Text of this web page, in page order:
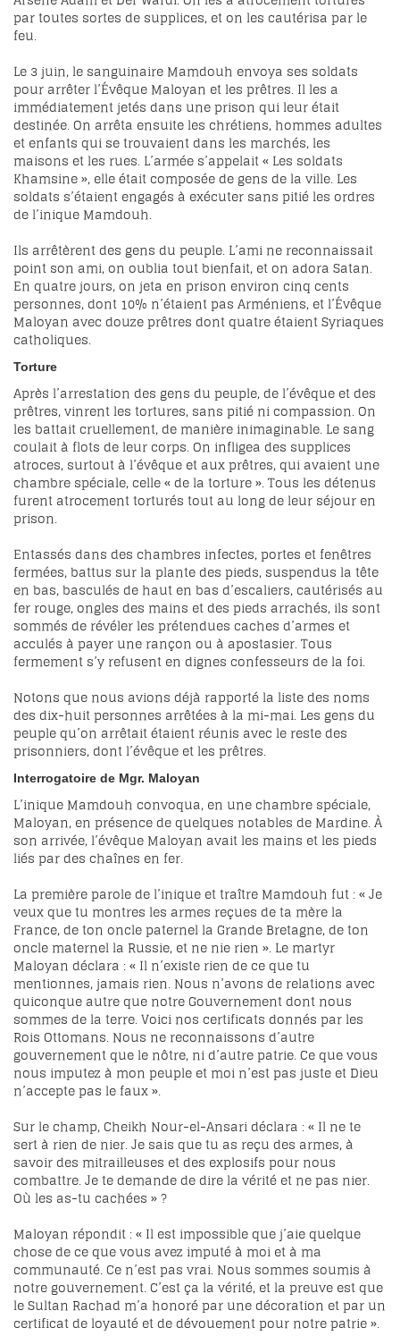
par toutes sortes de supplices, et on les cautérisa par le
feu.
Le 3 juin, le sanguinaire Mamdouh envoya ses soldats
pour arrêter l’Évêque Maloyan et les prêtres. Il les a
immédiatement jetés dans une prison qui leur était
destinée. On arrêta ensuite les chrétiens, hommes adultes
et enfants qui se trouvaient dans les marchés, les
maisons et les rues. L’armée s’appelait « Les soldats
Khamsine », elle était composée de gens de la ville. Les
soldats s’étaient engagés à exécuter sans pitié les ordres
de l’inique Mamdouh.
Ils arrêtèrent des gens du peuple. L’ami ne reconnaissait
point son ami, on oublia tout bienfait, et on adora Satan.
En quatre jours, on jeta en prison environ cinq cents
personnes, dont 10% n’étaient pas Arméniens, et l’Évêque
Maloyan avec douze prêtres dont quatre étaient Syriaques
catholiques.
Torture
Après l’arrestation des gens du peuple, de l’évêque et des
prêtres, vinrent les tortures, sans pitié ni compassion. On
les battait cruellement, de manière inimaginable. Le sang
coulait à flots de leur corps. On infligea des supplices
atroces, surtout à l’évêque et aux prêtres, qui avaient une
chambre spéciale, celle « de la torture ». Tous les détenus
furent atrocement torturés tout au long de leur séjour en
prison.
Entassés dans des chambres infectes, portes et fenêtres
fermées, battus sur la plante des pieds, suspendus la tête
en bas, basculés de haut en bas d’escaliers, cautérisés au
fer rouge, ongles des mains et des pieds arrachés, ils sont
sommés de révéler les prétendues caches d’armes et
acculés à payer une rançon ou à apostasier. Tous
fermement s’y refusent en dignes confesseurs de la foi.
Notons que nous avions déjà rapporté la liste des noms
des dix-huit personnes arrêtées à la mi-mai. Les gens du
peuple qu’on arrêtait étaient réunis avec le reste des
prisonniers, dont l’évêque et les prêtres.
Interrogatoire de Mgr. Maloyan
L’inique Mamdouh convoqua, en une chambre spéciale,
Maloyan, en présence de quelques notables de Mardine. À
son arrivée, l’évêque Maloyan avait les mains et les pieds
liés par des chaînes en fer.
La première parole de l’inique et traître Mamdouh fut : « Je
veux que tu montres les armes reçues de ta mère la
France, de ton oncle paternel la Grande Bretagne, de ton
oncle maternel la Russie, et ne nie rien ». Le martyr
Maloyan déclara : « Il n’existe rien de ce que tu
mentionnes, jamais rien. Nous n’avons de relations avec
quiconque autre que notre Gouvernement dont nous
sommes de la terre. Voici nos certificats donnés par les
Rois Ottomans. Nous ne reconnaissons d’autre
gouvernement que le nôtre, ni d’autre patrie. Ce que vous
nous imputez à mon peuple et moi n’est pas juste et Dieu
n’accepte pas le faux ».
Sur le champ, Cheikh Nour-el-Ansari déclara : « Il ne te
sert à rien de nier. Je sais que tu as reçu des armes, à
savoir des mitrailleuses et des explosifs pour nous
combattre. Je te demande de dire la vérité et ne pas nier.
Où les as-tu cachées » ?
Maloyan répondit : « Il est impossible que j’aie quelque
chose de ce que vous avez imputé à moi et à ma
communauté. Ce n’est pas vrai. Nous sommes soumis à
notre gouvernement. C’est ça la vérité, et la preuve est que
le Sultan Rachad m’a honoré par une décoration et par un
certificat de loyauté et de dévouement pour notre patrie ».